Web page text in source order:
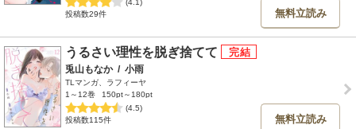
(4.1)
投稿数29件
無料立読み
うるさい理性を脱ぎ捨てて
兎山もなか / 小雨
TLマンガ、ラフィーヤ
1～12巻
150pt～180pt
(4.5)
投稿数115件
無料立読み